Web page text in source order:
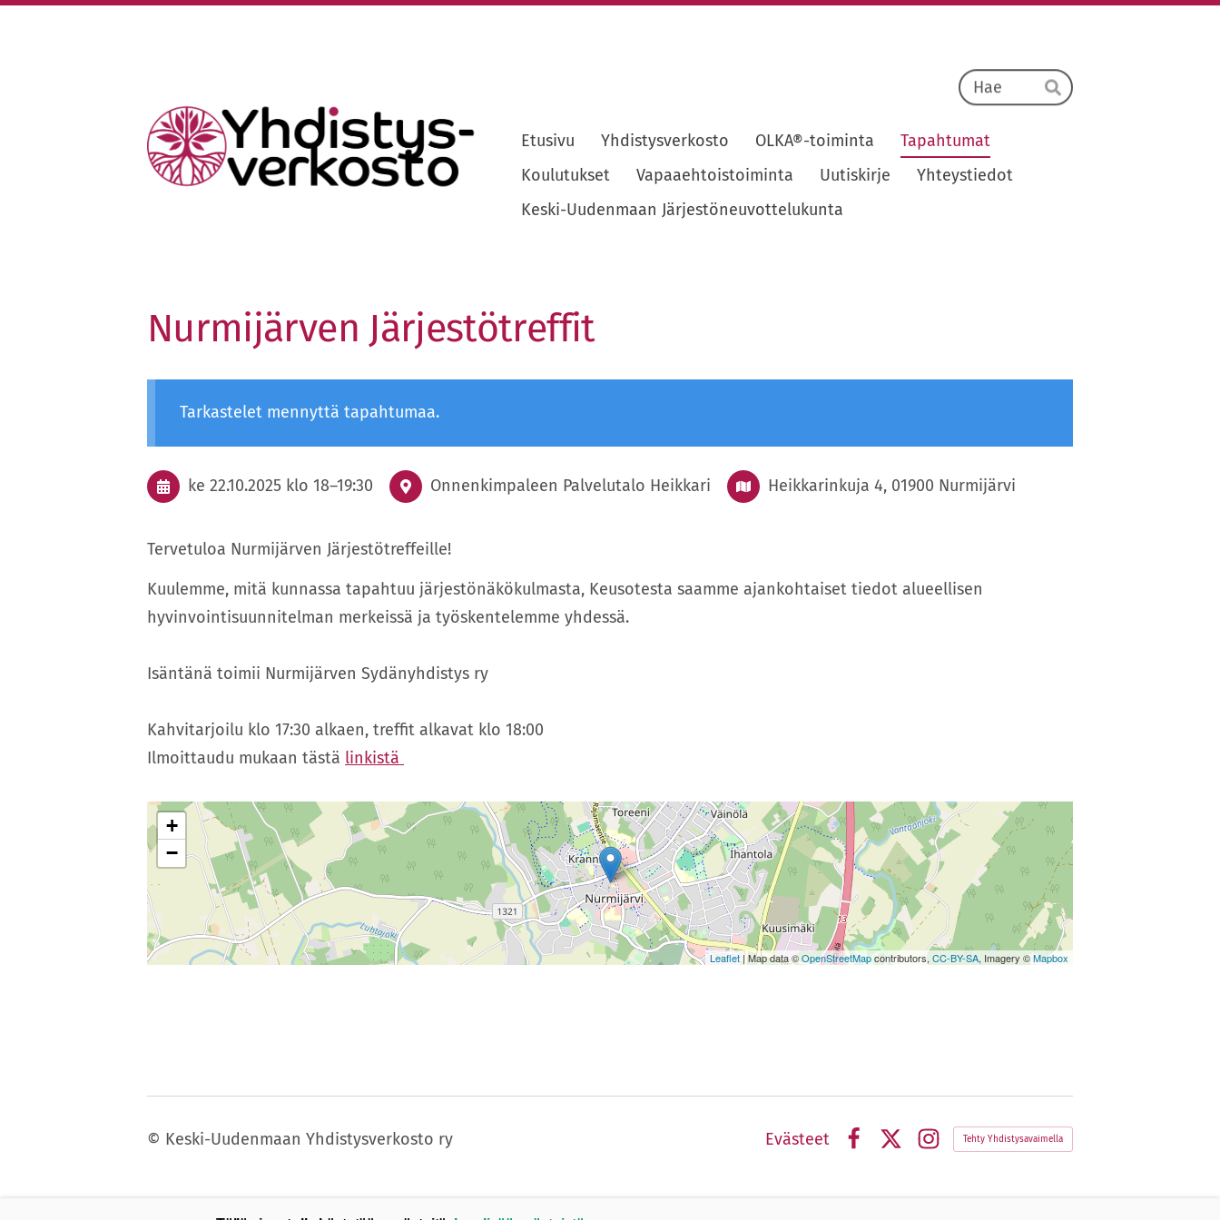
Haku
Hae
Keski-Uudenmaan Yhdistysverkosto ry
Etusivu Yhdistysverkosto OLKA®-toiminta
Tapahtumat
Koulutukset
Vapaaehtoistoiminta Uutiskirje
Yhteystiedot
Keski-Uudenmaan Järjestöneuvottelukunta
Nurmijärven Järjestötreffit
Tarkastelet mennyttä tapahtumaa.
ke 22.10.2025 klo 18–19:30 Onnenkimpaleen Palvelutalo Heikkari Heikkarinkuja 4, 01900 Nurmijärvi
Tervetuloa Nurmijärven Järjestötreffeille!
Kuulemme, mitä kunnassa tapahtuu järjestönäkökulmasta, Keusotesta saamme ajankohtaiset tiedot alueellisen
hyvinvointisuunnitelman merkeissä ja työskentelemme yhdessä.
Isäntänä toimii Nurmijärven Sydänyhdistys ry
Kahvitarjoilu klo 17:30 alkaen, treffit alkavat klo 18:00
Ilmoittaudu mukaan tästä linkistä
+
−
Leaflet | Map data ©OpenStreetMapcontributors, CC-BY-SA, Imagery ©Mapbox
© Keski-Uudenmaan Yhdistysverkosto ry
Evästeet
Instagram
Tehty Yhdistysavaimella